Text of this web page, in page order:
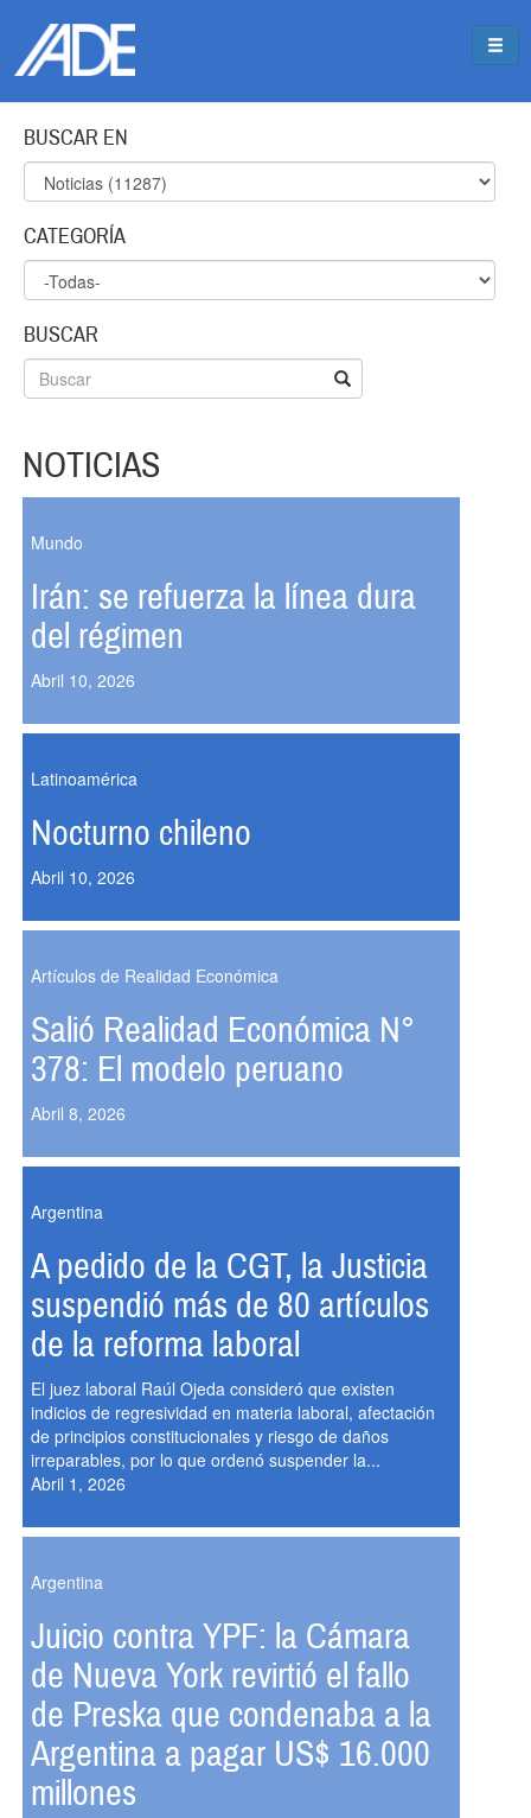
BUSCAR EN
CATEGORÍA
BUSCAR
NOTICIAS
Mundo
Irán: se refuerza la línea dura
del régimen
Abril 10, 2026
Latinoamérica
Nocturno chileno
Abril 10, 2026
Artículos de Realidad Económica
Salió Realidad Económica N°
378: El modelo peruano
Abril 8, 2026
Argentina
A pedido de la CGT, la Justicia
suspendió más de 80 artículos
de la reforma laboral
El juez laboral Raúl Ojeda consideró que existen
indicios de regresividad en materia laboral, afectación
de principios constitucionales y riesgo de daños
irreparables, por lo que ordenó suspender la...
Abril 1, 2026
Argentina
Juicio contra YPF: la Cámara
de Nueva York revirtió el fallo
de Preska que condenaba a la
Argentina a pagar US$ 16.000
millones